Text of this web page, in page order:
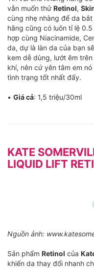
vẫn muốn thử Retinol,
cùng nhẹ nhàng để da
hãng cũng có luôn tỉ lệ
hợp cùng Niacinamide,
da, dự là làn da của bạn
kem dễ dùng, lướt êm
khí, nên cứ yên tâm em
tình trạng tốt nhất đấy.
• Giá cả: 1,5 triệu/30ml
KATE
LIQUID LIFT
Nguồn ảnh:
Sản phẩm Retinol của
khiến da thay đổi nhanh